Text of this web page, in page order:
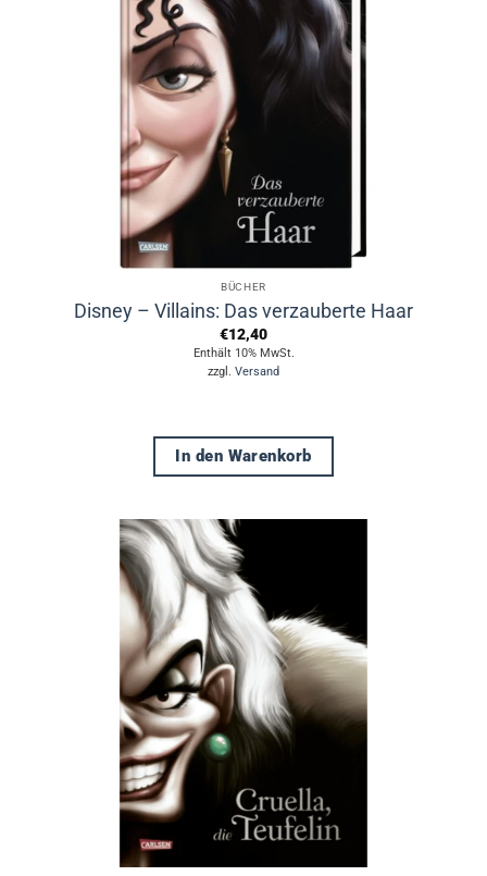
BÜCHER
Disney – Villains: Das verzauberte Haar
€12,40
Enthält 10% MwSt.
zzgl. Versand
In den Warenkorb